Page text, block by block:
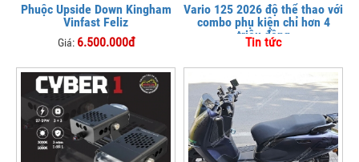
Phuộc Upside Down Kingham
Vinfast Feliz
Giá: 6.500.000đ
Vario 125 2026 độ thể thao với
combo phụ kiện chỉ hơn 4
triệu đồng
Tin tức